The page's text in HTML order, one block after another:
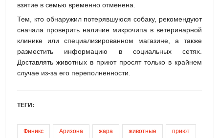
взятие в семью временно отменена.
Тем, кто обнаружил потерявшуюся собаку, рекомендуют
сначала проверить наличие микрочипа в ветеринарной
клинике или специализированном магазине, а также
разместить информацию в социальных сетях.
Доставлять животных в приют просят только в крайнем
случае из-за его переполненности.
ТЕГИ:
Финикс Аризона жара животные приют